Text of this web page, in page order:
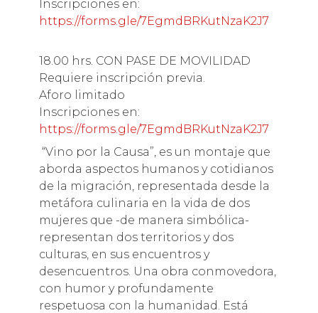
Inscripciones en:
https://forms.gle/7EgmdBRKutNzaK2J7
18.00 hrs. CON PASE DE MOVILIDAD
Requiere inscripción previa.
Aforo limitado
Inscripciones en:
https://forms.gle/7EgmdBRKutNzaK2J7
“Vino por la Causa”, es un montaje que
aborda aspectos humanos y cotidianos
de la migración, representada desde la
metáfora culinaria en la vida de dos
mujeres que -de manera simbólica-
representan dos territorios y dos
culturas, en sus encuentros y
desencuentros. Una obra conmovedora,
con humor y profundamente
respetuosa con la humanidad. Está